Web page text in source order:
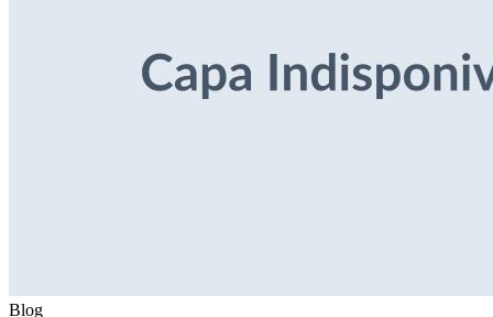
Blog